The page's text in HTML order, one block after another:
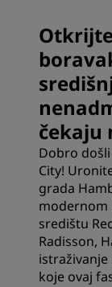
čekaju
Dobro
City!
grada
modernom
središtu
Radisson,
koje ovaj